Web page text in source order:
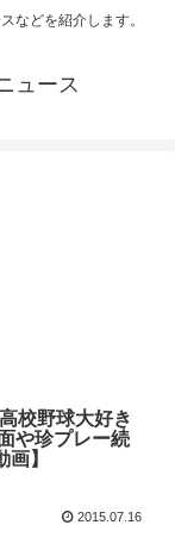
などを紹介します。
ュース
校野球大好き
や珍プレー続
】
2015.07.16